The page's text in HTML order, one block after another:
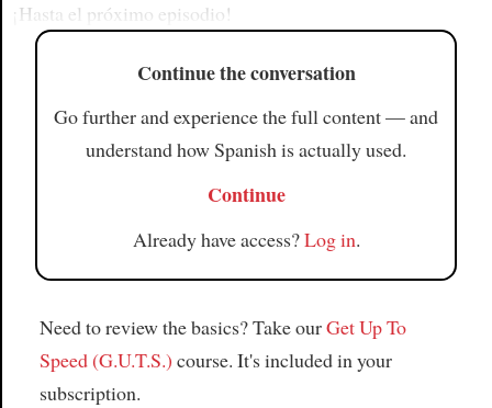
¡Hasta el próximo episodio!
Continue the conversation
Go further and experience the full content — and
understand how Spanish is actually used.
Continue
Already have access?Log in.
Need to review the basics? Take ourGet Up To
Speed (G.U.T.S.) course. It's included in your
subscription.